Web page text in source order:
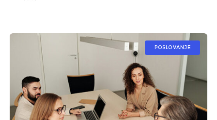
POSLOVANJE